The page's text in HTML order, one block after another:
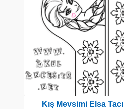
Kış Mevsimi Elsa Tacı